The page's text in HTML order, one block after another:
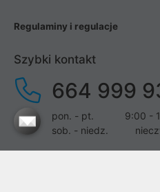
Regulaminy i regulacje
Szybki kontakt
664 999
pon. - pt.
9:00 -
sob. - niedz.